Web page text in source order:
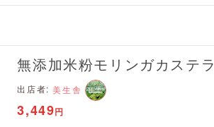
無添加米粉モリンガカステラ
出店者:美生舎
3,449円